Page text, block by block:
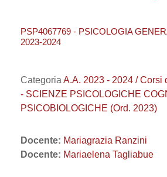
PSP4067769 - PSICOLOGIA
2023-2024
Categoria A.A. 2023 - 2024 / Corsi
- SCIENZE PSICOLOGICHE
PSICOBIOLOGICHE (Ord. 2023)
Docente: Mariagrazia Ranzini
Docente: Mariaelena Tagliabue